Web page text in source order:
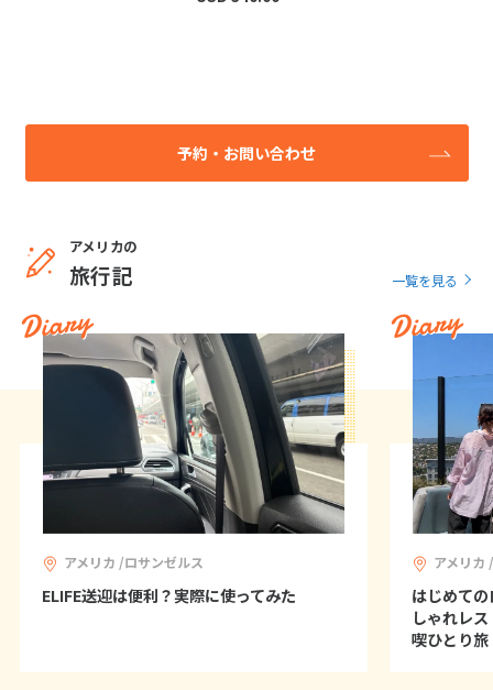
予約・お問い合わせ
アメリカの
旅行記 一覧を見る
Diary
アメリカ /ロサンゼルス
ELIFE送迎は便利？実際に使ってみた
Diary
アメリカ
はじめて
しゃれレ
喫ひとり旅